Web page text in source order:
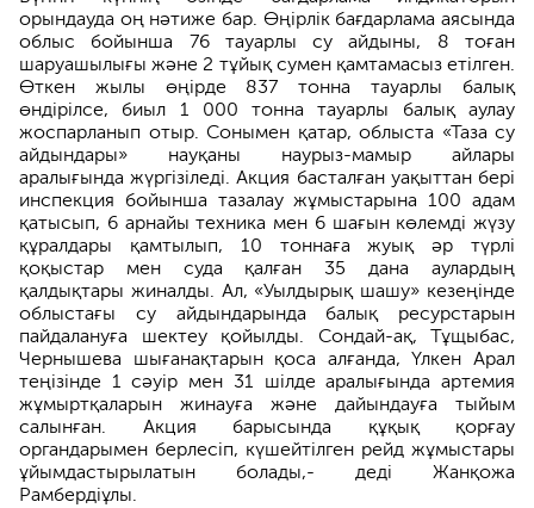
орындауда оң нәтиже бар. Өңірлік бағдарлама аясында
облыс бойынша 76 тауарлы су айдыны, 8 тоған
шаруашылығы және 2 тұйық сумен қамтамасыз етілген.
Өткен жылы өңірде 837 тонна тауарлы балық
өндірілсе, биыл 1 000 тонна тауарлы балық аулау
жоспарланып отыр. Сонымен қатар, облыста «Таза су
айдындары» науқаны наурыз-мамыр айлары
аралығында жүргізіледі. Акция басталған уақыттан бері
инспекция бойынша тазалау жұмыстарына 100 адам
қатысып, 6 арнайы техника мен 6 шағын көлемді жүзу
құралдары қамтылып, 10 тоннаға жуық әр түрлі
қоқыстар мен суда қалған 35 дана аулардың
қалдықтары жиналды. Ал, «Уылдырық шашу» кезеңінде
облыстағы су айдындарында балық ресурстарын
пайдалануға шектеу қойылды. Сондай-ақ, Тұщыбас,
Чернышева шығанақтарын қоса алғанда, Үлкен Арал
теңізінде 1 сәуір мен 31 шілде аралығында артемия
жұмыртқаларын жинауға және дайындауға тыйым
салынған. Акция барысында құқық қорғау
органдарымен берлесіп, күшейтілген рейд жұмыстары
ұйымдастырылатын болады,- деді Жанқожа
Рамбердіұлы.